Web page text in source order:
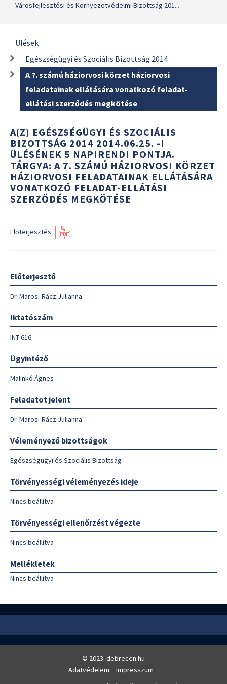
Városfejlesztési és Környezetvédelmi Bizottság 201...
Ülések
Egészségügyi és Szociális Bizottság 2014
A 7. számú háziorvosi körzet háziorvosi
feladatainak ellátására vonatkozó feladat-
ellátási szerződés megkötése
A(Z) EGÉSZSÉGÜGYI ÉS SZOCIÁLIS
BIZOTTSÁG 2014 2014.06.25. -I
ÜLÉSÉNEK 5 NAPIRENDI PONTJA.
TÁRGYA: A 7. SZÁMÚ HÁZIORVOSI KÖRZET
HÁZIORVOSI FELADATAINAK ELLÁTÁSÁRA
VONATKOZÓ FELADAT-ELLÁTÁSI
SZERZŐDÉS MEGKÖTÉSE
Előterjesztés
Előterjesztő
Dr. Marosi-Rácz Julianna
Iktatószám
INT-616
Ügyintéző
Malinkó Ágnes
Feladatot jelent
Dr. Marosi-Rácz Julianna
Véleményező bizottságok
Egészségügyi és Szociális Bizottság
Törvényességi véleményezés ideje
Nincs beállítva
Törvényességi ellenőrzést végezte
Nincs beállítva
Mellékletek
Nincs beállítva
© 2023. debrecen.hu
Adatvédelem
Impresszum